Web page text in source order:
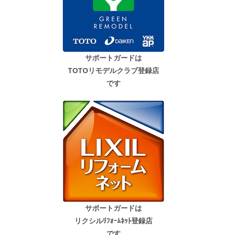
サポートガードは
TOTOリモデルクラブ登録店
です
サポートガードは
リクシルﾘﾌｫｰﾑﾈｯﾄ登録店